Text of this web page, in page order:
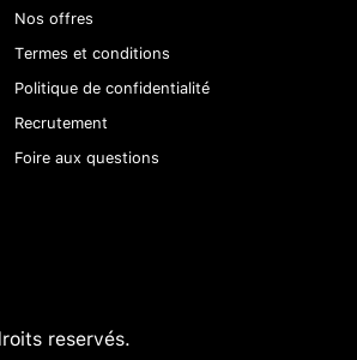
Nos offres
Termes et conditions
Politique de confidentialité
Recrutement
Foire aux questions
reservés.